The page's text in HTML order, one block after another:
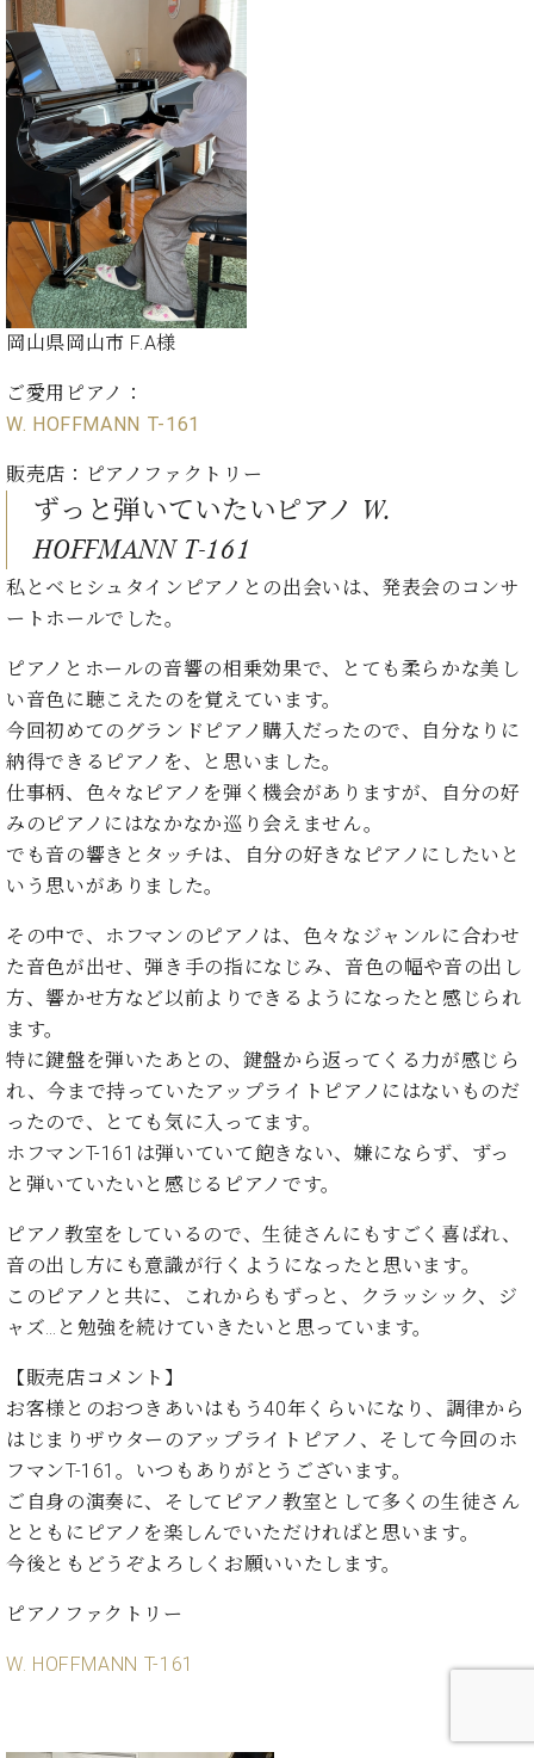
岡山県岡山市 F.A様
ご愛用ピアノ：
W. HOFFMANN T-161
販売店：ピアノファクトリー
ずっと弾いていたいピアノ W.
HOFFMANN T-161
私とベヒシュタインピアノとの出会いは、発表会のコンサ
ートホールでした。
ピアノとホールの音響の相乗効果で、とても柔らかな美し
い音色に聴こえたのを覚えています。
今回初めてのグランドピアノ購入だったので、自分なりに
納得できるピアノを、と思いました。
仕事柄、色々なピアノを弾く機会がありますが、自分の好
みのピアノにはなかなか巡り会えません。
でも音の響きとタッチは、自分の好きなピアノにしたいと
いう思いがありました。
その中で、ホフマンのピアノは、色々なジャンルに合わせ
た音色が出せ、弾き手の指になじみ、音色の幅や音の出し
方、響かせ方など以前よりできるようになったと感じられ
ます。
特に鍵盤を弾いたあとの、鍵盤から返ってくる力が感じら
れ、今まで持っていたアップライトピアノにはないものだ
ったので、とても気に入ってます。
ホフマンT-161は弾いていて飽きない、嫌にならず、ずっ
と弾いていたいと感じるピアノです。
ピアノ教室をしているので、生徒さんにもすごく喜ばれ、
音の出し方にも意識が行くようになったと思います。
このピアノと共に、これからもずっと、クラッシック、ジ
ャズ…と勉強を続けていきたいと思っています。
【販売店コメント】
お客様とのおつきあいはもう40年くらいになり、調律から
はじまりザウターのアップライトピアノ、そして今回のホ
フマンT-161。いつもありがとうございます。
ご自身の演奏に、そしてピアノ教室として多くの生徒さん
とともにピアノを楽しんでいただければと思います。
今後ともどうぞよろしくお願いいたします。
ピアノファクトリー
W. HOFFMANN T-161